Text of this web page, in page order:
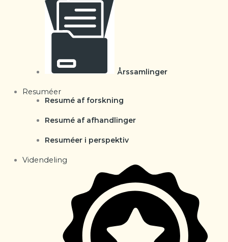
Årssamlinger
Resuméer
Resumé af forskning
Resumé af afhandlinger
Resuméer i perspektiv
Videndeling